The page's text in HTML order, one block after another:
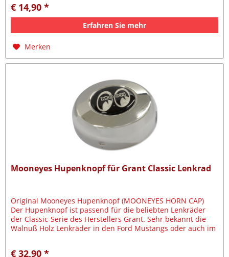
€ 14,90 *
Erfahren Sie mehr
Merken
Mooneyes Hupenknopf für Grant Classic Lenkrad
Original Mooneyes Hupenknopf (MOONEYES HORN CAP)
Der Hupenknopf ist passend für die beliebten Lenkräder
der Classic-Serie des Herstellers Grant. Sehr bekannt die
Walnuß Holz Lenkräder in den Ford Mustangs oder auch im
€ 32,90 *